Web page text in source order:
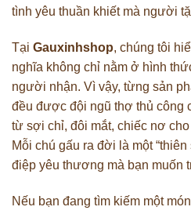
tình yêu thuần khiết mà người
Tại Gauxinhshop, chúng tôi
nghĩa không chỉ nằm ở hình
người nhận. Vì vậy, từng sản
đều được đội ngũ thợ thủ công
từ sợi chỉ, đôi mắt, chiếc nơ
Mỗi chú gấu ra đời là một
điệp yêu thương mà bạn muốn
Nếu bạn đang tìm kiếm một